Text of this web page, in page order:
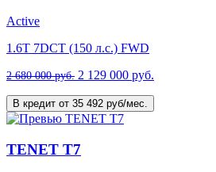
Active
1.6T 7DCT (150 л.с.) FWD
2 680 000 руб. 2 129 000 руб.
В кредит от 35 492 руб/мес.
TENET T7